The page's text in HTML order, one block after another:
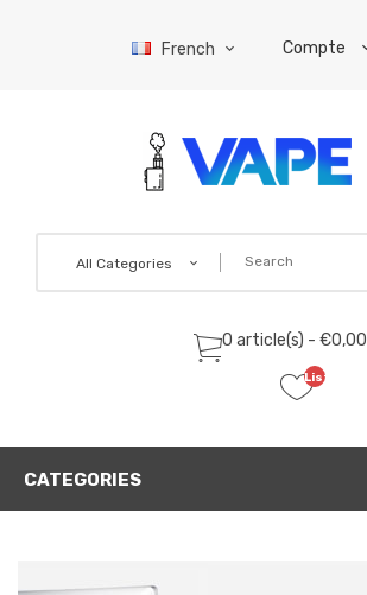
French Compte
All Categories
0 article(s) - €0,00
Liste
(0)
CATEGORIES